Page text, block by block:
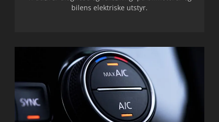
bilens elektriske utstyr.